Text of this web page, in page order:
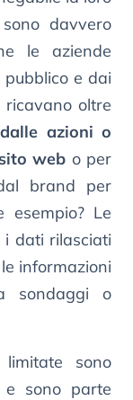
davvero
le aziende
e dai
ricavano oltre
dalle azioni o
web o per
brand per
esempio? Le
i dati rilasciati
informazioni
sondaggi o
sono
e sono parte